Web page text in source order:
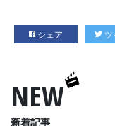
シェア ツ
NEW
新着記事